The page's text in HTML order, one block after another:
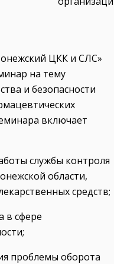
ЦКК и СЛС»
на тему
и безопасности
включает
службы контроля
области,
средств;
в сфере
проблемы оборота